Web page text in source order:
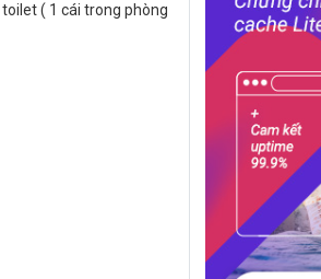
( 1 cái trong phòng